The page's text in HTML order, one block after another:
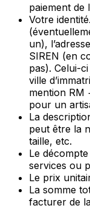
paiement de
Votre
un),
SIREN (en
pas). Celui-
ville
mention RM
pour un
La
peut être la
taille, etc.
Le
services ou
Le prix
La somme
facturer de